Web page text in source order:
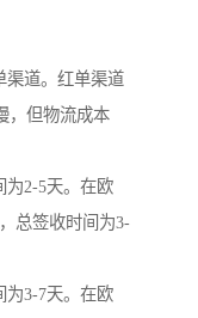
渠道。红单渠道
，但物流成本
为2-5天。在欧
总签收时间为3-
为3-7天。在欧